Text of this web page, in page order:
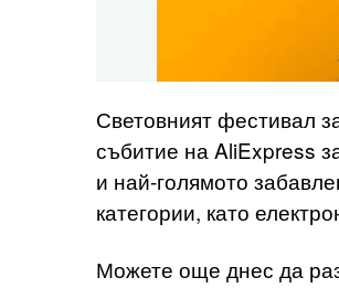
Световният фестивал
събитие на AliExpress
и най-голямото
категории, като
Можете още днес да